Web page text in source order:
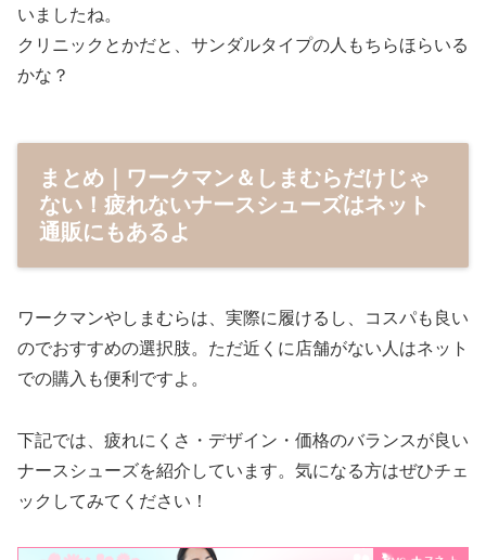
いましたね。
クリニックとかだと、サンダルタイプの人もちらほらいる
かな？
まとめ｜ワークマン＆しまむらだけじゃ
ない！疲れないナースシューズはネット
通販にもあるよ
ワークマンやしまむらは、実際に履けるし、コスパも良い
のでおすすめの選択肢。ただ近くに店舗がない人はネット
での購入も便利ですよ。
下記では、疲れにくさ・デザイン・価格のバランスが良い
ナースシューズを紹介しています。気になる方はぜひチェ
ックしてみてください！